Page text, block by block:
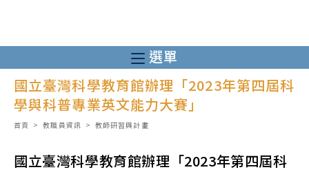
至
主
內
選單
國立臺灣科學教育館辦理「2023年第四屆科
學與科普專業英文能力大賽」
首頁 > 教職員資訊 > 教師研習與計畫
國立臺灣科學教育館辦理「2023年第四屆科